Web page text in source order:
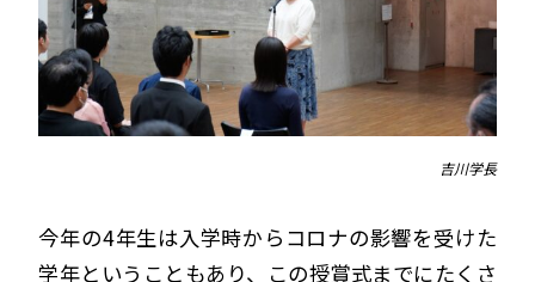
吉川学長
今年の4年生は入学時からコロナの影響を受けた
学年ということもあり、この授賞式までにたくさ